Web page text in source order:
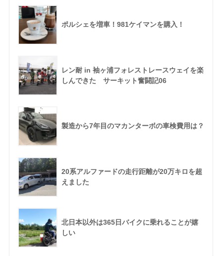
ポルシェを増車！981ケイマンを購入！
レン耐 in 袖ヶ浦フォレストレースウェイを楽
しんできた サーキット奮闘記06
製造から7年目のマカンターボの車検費用は？
20系アルファードの走行距離が20万キロを超
えました
北日本以外は365日バイクに乗れることが嬉
しい